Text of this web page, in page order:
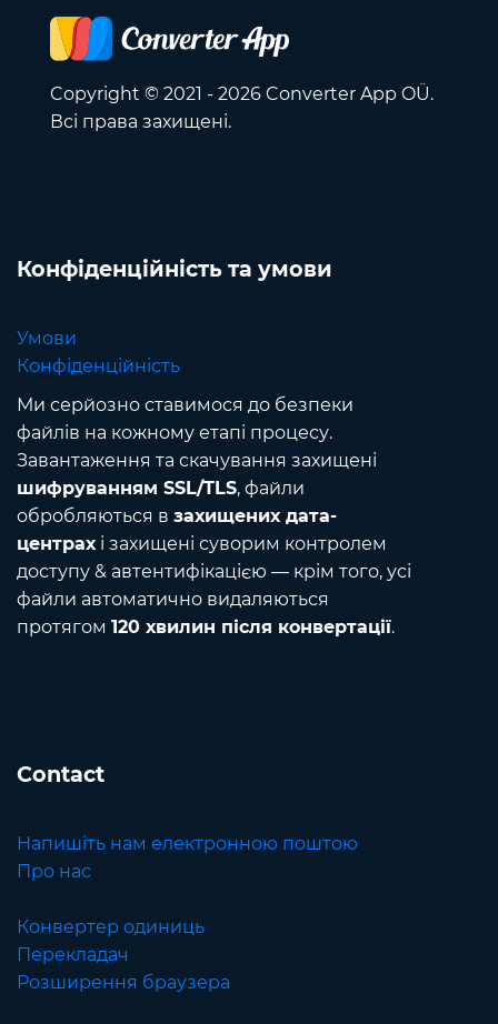
Copyright © 2021 - 2026 Converter App OÜ.
Всі права захищені.
Конфіденційність та умови
Умови
Конфіденційність
Ми серйозно ставимося до безпеки
файлів на кожному етапі процесу.
Завантаження та скачування захищені
шифруванням SSL/TLS, файли
обробляються в захищених дата-
центрахі захищені суворим контролем
доступу & автентифікацією — крім того, усі
файли автоматично видаляються
протягом 120 хвилин після конвертації.
Contact
Напишіть нам електронною поштою
Про нас
Конвертер одиниць
Перекладач
Розширення браузера